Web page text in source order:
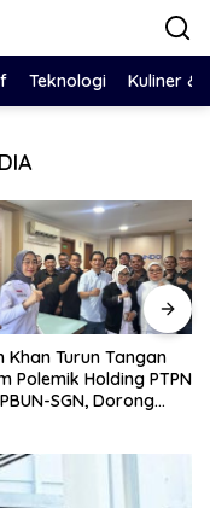
Teknologi Kuliner &
PTPN
Bawa Salinan
DPRD, Eko
Dewan Adu